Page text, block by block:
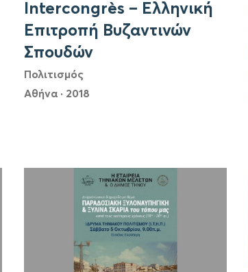
Intercongrès – Ελληνική
Επιτροπή Βυζαντινών
Σπουδών
Πολιτισμός
Αθήνα · 2018